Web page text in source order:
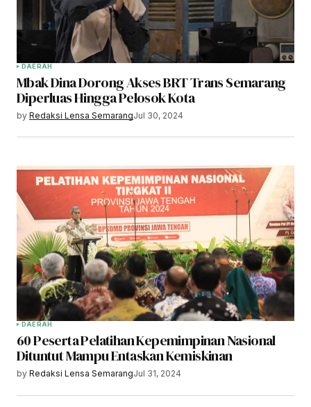
DAERAH
Mbak Dina Dorong Akses BRT Trans Semarang
Diperluas Hingga Pelosok Kota
by Redaksi Lensa SemarangJul 30, 2024
DAERAH
60 Peserta Pelatihan Kepemimpinan Nasional
Dituntut Mampu Entaskan Kemiskinan
by Redaksi Lensa SemarangJul 31, 2024